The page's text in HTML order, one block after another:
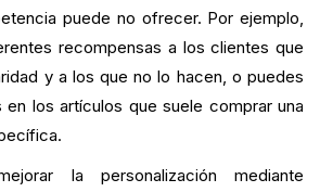
puede no ofrecer. Por ejemplo,
recompensas a los clientes que
y a los que no lo hacen, o puedes
los artículos que suele comprar una
la personalización mediante